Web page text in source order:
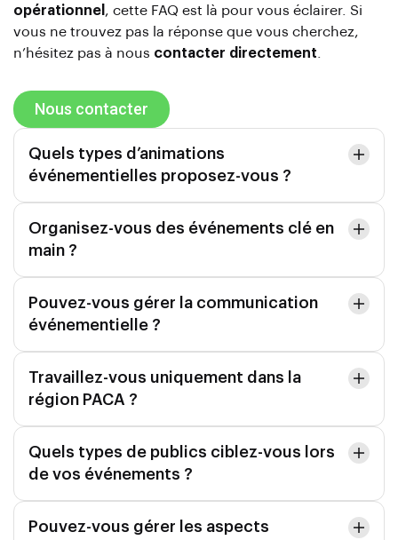
opérationnel , cette FAQ est là pour vous éclairer. Si
vous ne trouvez pas la réponse que vous cherchez,
n’hésitez pas à nous contacter directement
Nous contacter
Quels types d’animations
événementielles proposez-vous ?
Organisez-vous des événements clé en
main ?
Pouvez-vous gérer la communication
événementielle ?
Travaillez-vous uniquement dans la
région PACA ?
Quels types de publics ciblez-vous lors
de vos événements ?
Pouvez-vous gérer les aspects